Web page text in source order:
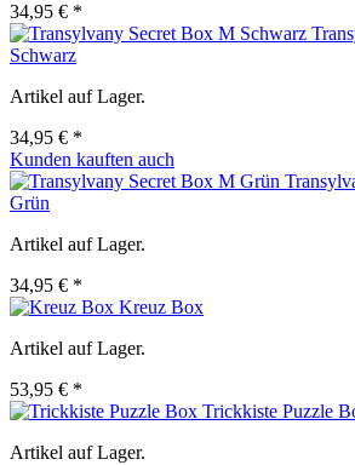
34,95 € *
Schwarz
Artikel auf Lager.
34,95 € *
Kunden kauften auch
Grün
Artikel auf Lager.
34,95 € *
Kreuz Box
Artikel auf Lager.
53,95 € *
Trickkiste Puzzle
Artikel auf Lager.